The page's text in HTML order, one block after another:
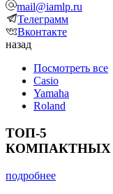
mail@iamlp.ru
Телеграмм
Вконтакте
назад
Посмотреть все
Casio
Yamaha
Roland
ТОП-5
КОМПАКТНЫХ
подробнее